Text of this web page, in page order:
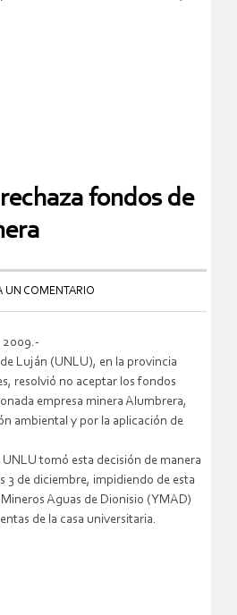
fondos de
UN COMENTARIO
2009.-
Luján (UNLU), en la provincia
resolvió no aceptar los fondos
empresa minera Alumbrera,
ambiental y por la aplicación de
UNLU tomó esta decisión de manera
3 de diciembre, impidiendo de esta
Aguas de Dionisio (YMAD)
de la casa universitaria.